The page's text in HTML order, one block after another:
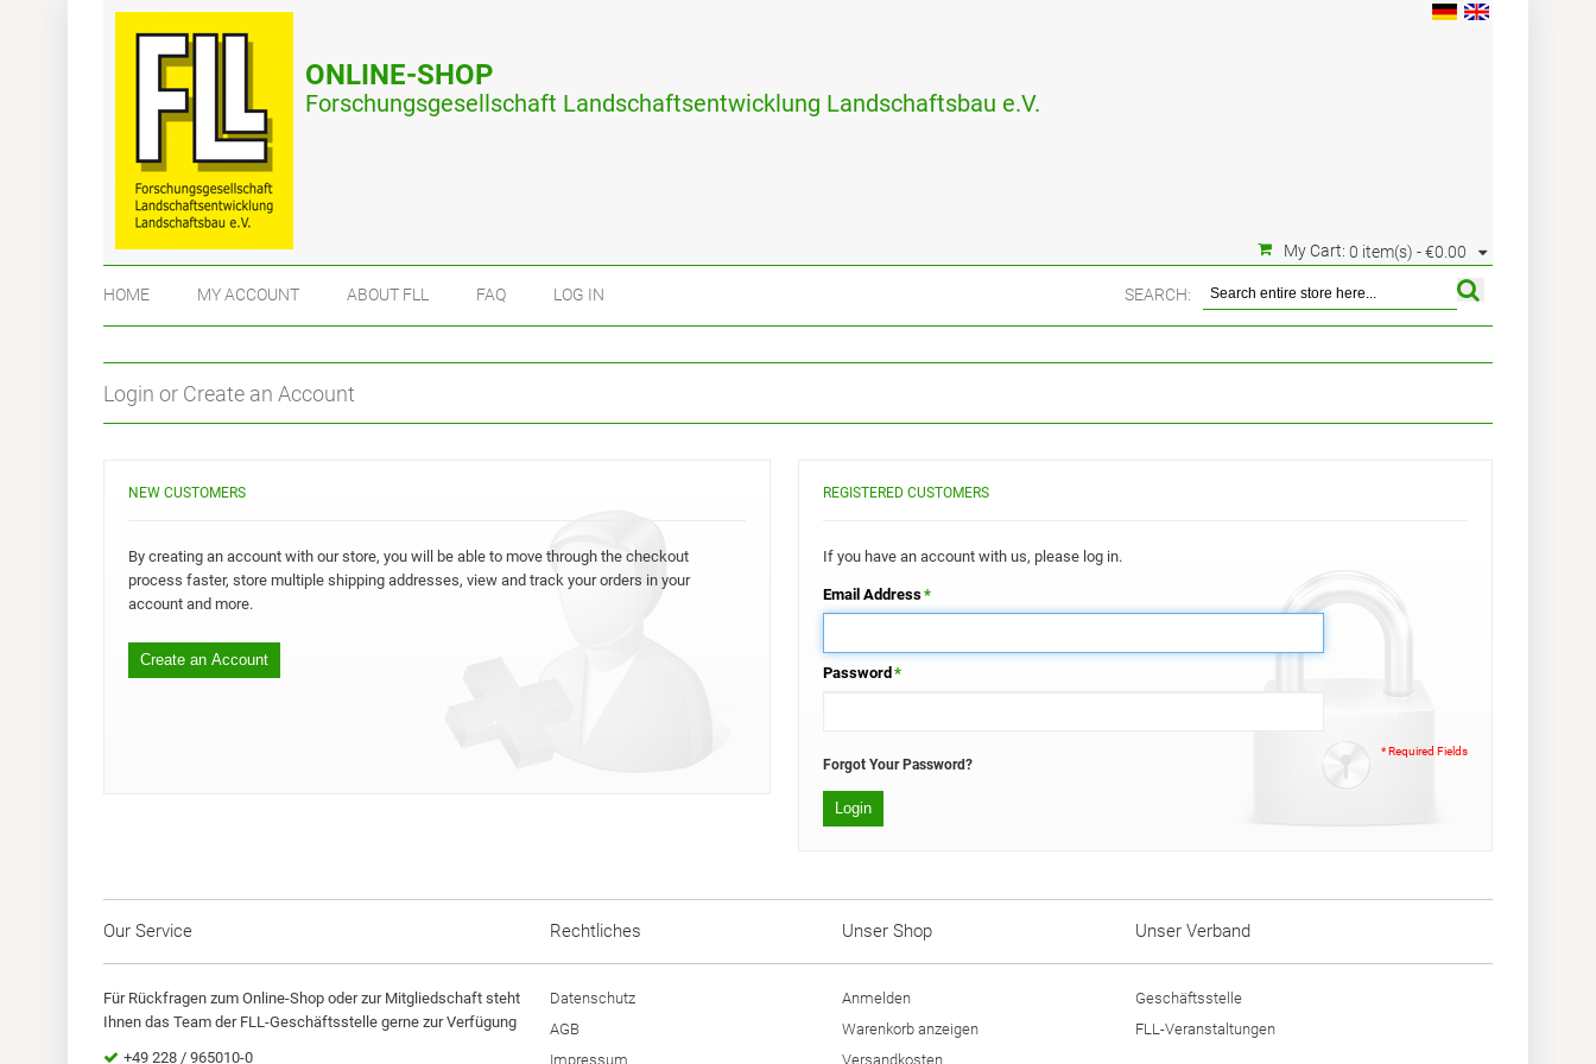
ONLINE-SHOP
Forschungsgesellschaft Landschaftsentwicklung Landschaftsbau e.V.
My Cart: 0 item(s) -€0.00
HOME MY ACCOUNT ABOUT FLL FAQ LOG IN SEARCH:
Login or Create an Account
REGISTERED CUSTOMERS
If you have an account with us, please log in.
*
Email Address
*
Password
* Required Fields
Forgot Your Password?
Login
NEW CUSTOMERS
By creating an account with our store, you will be able to move through the checkout
process faster, store multiple shipping addresses, view and track your orders in your
account and more.
Create an Account
Our Service
Für Rückfragen zum Online-Shop oder zur Mitgliedschaft steht
Ihnen das Team der FLL-Geschäftsstelle gerne zur Verfügung
+49 228 / 965010-0
Rechtliches
Datenschutz
AGB
Impressum
Unser Shop
Anmelden
Warenkorb anzeigen
Versandkosten
Unser Verband
Geschäftsstelle
FLL-Veranstaltungen